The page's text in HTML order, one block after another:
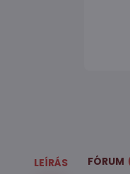
LEÍRÁS FÓRUM